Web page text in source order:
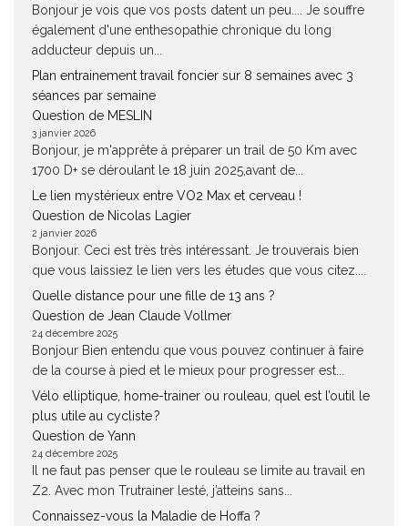
Bonjour je vois que vos posts datent un peu.... Je souffre
également d'une enthesopathie chronique du long
adducteur depuis un...
Plan entrainement travail foncier sur 8 semaines avec 3
séances par semaine
Question de MESLIN
3 janvier 2026
Bonjour, je m'apprête à préparer un trail de 50 Km avec
1700 D+ se déroulant le 18 juin 2025,avant de...
Le lien mystérieux entre VO2 Max et cerveau !
Question de Nicolas Lagier
2 janvier 2026
Bonjour. Ceci est très très intéressant. Je trouverais bien
que vous laissiez le lien vers les études que vous citez....
Quelle distance pour une fille de 13 ans ?
Question de Jean Claude Vollmer
24 décembre 2025
Bonjour Bien entendu que vous pouvez continuer à faire
de la course à pied et le mieux pour progresser est...
Vélo elliptique, home-trainer ou rouleau, quel est l’outil le
plus utile au cycliste ?
Question de Yann
24 décembre 2025
Il ne faut pas penser que le rouleau se limite au travail en
Z2. Avec mon Trutrainer lesté, j’atteins sans...
Connaissez-vous la Maladie de Hoffa ?